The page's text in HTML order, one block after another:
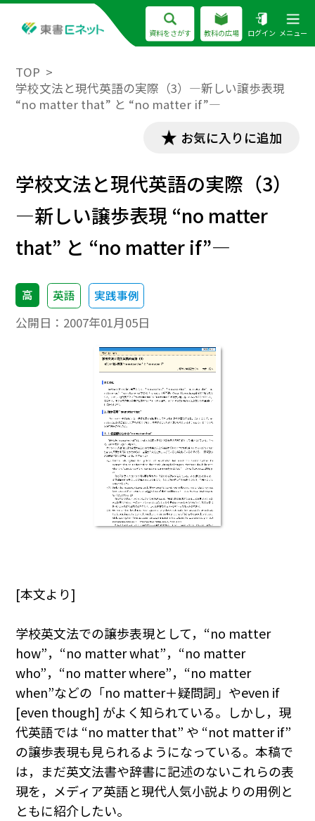
資料をさがす 教科の広場 ログイン メニュー
TOP
学校文法と現代英語の実際（3）―新しい譲歩表現
“no matter that” と “no matter if”―
お気に入りに追加
学校文法と現代英語の実際（3）
―新しい譲歩表現 “no matter
that” と “no matter if”―
高 英語 実践事例
公開日： 2007年01月05日
[本文より]
学校英文法での譲歩表現として，“no matter
how”，“no matter what”，“no matter
who”，“no matter where”，“no matter
when”などの「no matter＋疑問詞」やeven if
[even though] がよく知られている。しかし，現
代英語では “no matter that” や “not matter if”
の譲歩表現も見られるようになっている。本稿で
は，まだ英文法書や辞書に記述のないこれらの表
現を，メディア英語と現代人気小説よりの用例と
ともに紹介したい。